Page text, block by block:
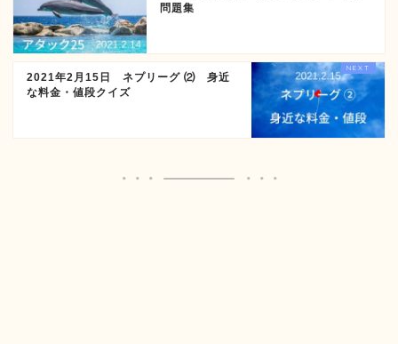
問題集
2021年2月15日 ネプリーグ ⑵ 身近
な料金・値段クイズ